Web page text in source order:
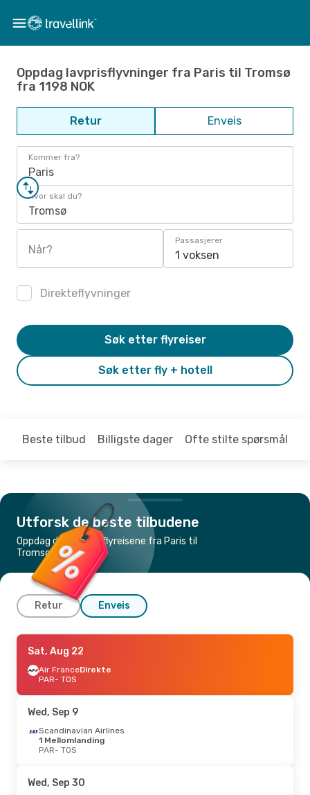
Oppdag lavprisflyvninger fra Paris til Tromsø
fra 1198 NOK
Retur Enveis
Kommer fra?
Paris
Hvor skal du?
Tromsø
Når?
Passasjerer
1 voksen
Direkteflyvninger
Søk etter fly + hotell
Søk etter flyreiser
Beste tilbud Billigste dager Ofte stilte spørsmål
Utforsk de beste tilbudene
Oppdag de billigste flyreisene fra Paris til
Tromsø
Retur Enveis
Sat, Aug 22
Air FranceDirekte
PAR- TOS
TOS- PAR
Sat, Aug 22
Air FranceDirekte
PAR- TOS
Wed, Sep 9
Scandinavian Airlines
1 Mellomlanding
PAR- TOS
Wed, Sep 30